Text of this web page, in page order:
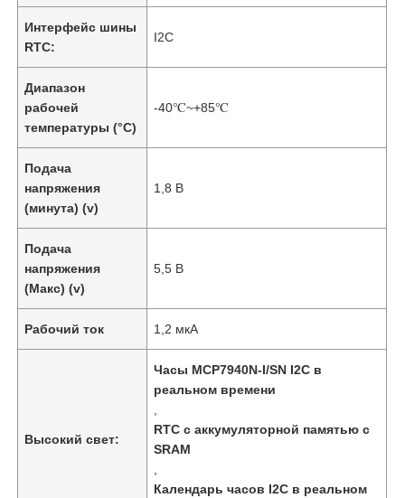
Интерфейс шины
RTC:
I2C
Диапазон
рабочей
температуры (°C)
-40℃~+85℃
Подача
напряжения
(минута) (v)
1,8 В
Подача
напряжения
(Макс) (v)
5,5 В
Рабочий ток 1,2 мкА
Высокий свет:
Часы MCP7940N-I/SN I2C в
реальном времени
RTC с аккумуляторной памятью с
SRAM
Календарь часов I2C в реальном